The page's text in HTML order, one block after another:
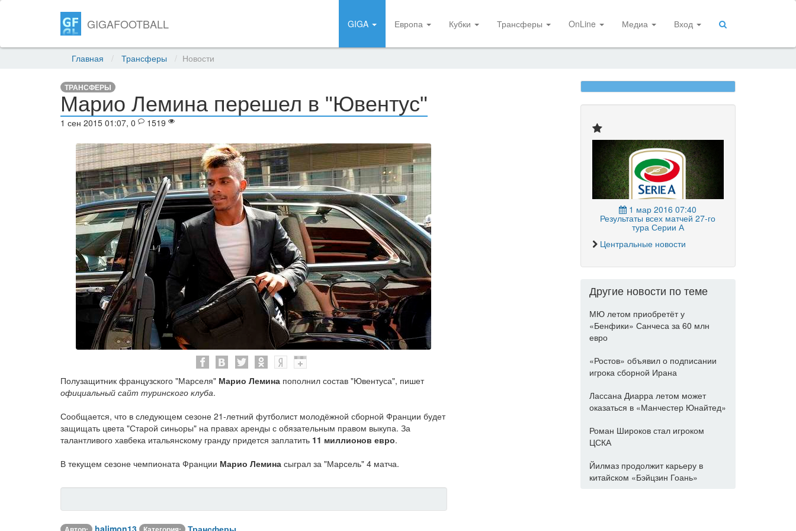
GIGAFOOTBALL GIGA Европа Кубки Трансферы OnLine Медиа Вход
Главная Трансферы Новости
ТРАНСФЕРЫ
Марио Лемина перешел в "Ювентус"
1 сен 2015 01:07, 0 1519
Полузащитник французского "Марселя" Марио Лемина пополнил состав "Ювентуса", пишет
официальный сайт туринского клуба.
Сообщается, что в следующем сезоне 21-летний футболист молодёжной сборной Франции будет
защищать цвета "Старой синьоры" на правах аренды с обязательным правом выкупа. За
талантливого хавбека итальянскому гранду придется заплатить 11 миллионов евро.
В текущем сезоне чемпионата Франции Марио Лемина сыграл за "Марсель" 4 матча.
halimon13 Трансферы
1 мар 2016 07:40
Результаты всех матчей 27-го
тура Серии А
Центральные новости
Другие новости по теме
МЮ летом приобретёт у
«Бенфики» Санчеса за 60 млн
евро
«Ростов» объявил о подписании
игрока сборной Ирана
Лассана Диарра летом может
оказаться в «Манчестер Юнайтед»
Роман Широков стал игроком
ЦСКА
Йилмаз продолжит карьеру в
китайском «Бэйцзин Гоань»